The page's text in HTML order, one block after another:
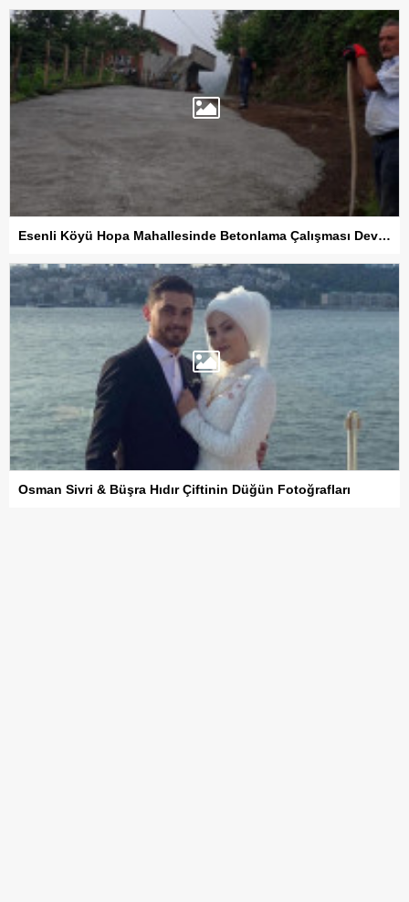
Esenli Köyü Hopa Mahallesinde Betonlama Çalışması Devam Ediyor
Osman Sivri & Büşra Hıdır Çiftinin Düğün Fotoğrafları